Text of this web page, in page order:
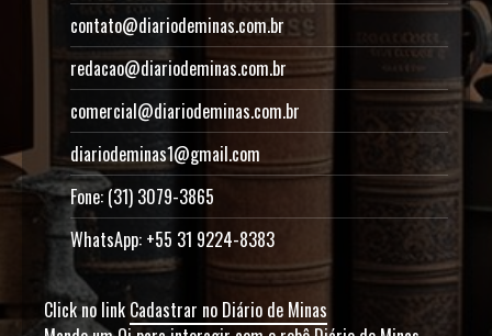
contato@diariodeminas.com.br
redacao@diariodeminas.com.br
comercial@diariodeminas.com.br
diariodeminas1@gmail.com
Fone: (31) 3079-3865
WhatsApp: +55 31 9224-8383
Click no link Cadastrar no Diário de Minas